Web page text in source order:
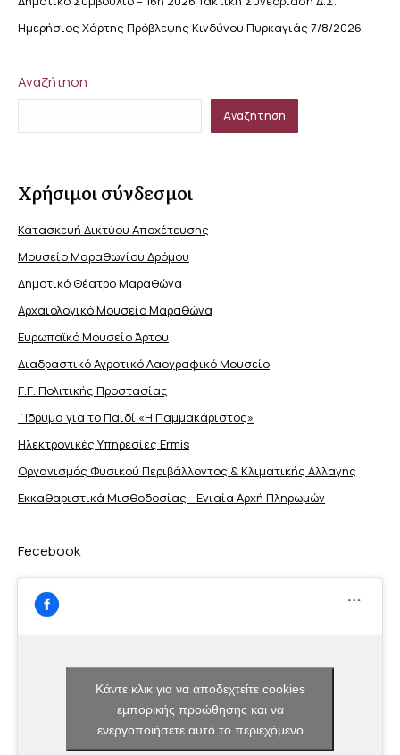
Ημερήσιος Χάρτης Πρόβλεψης Κινδύνου Πυρκαγιάς 7/8/2026
Αναζήτηση
Αναζήτηση
Χρήσιμοι σύνδεσμοι
Κατασκευή Δικτύου Αποχέτευσης
Μουσείο Μαραθωνίου Δρόμου
Δημοτικό Θέατρο Μαραθώνα
Αρχαιολογικό Μουσείο Μαραθώνα
Ευρωπαϊκό Μουσείο Άρτου
Διαδραστικό Αγροτικό Λαογραφικό Μουσείο
Γ.Γ. Πολιτικής Προστασίας
΄Ιδρυμα για το Παιδί «Η Παμμακάριστος»
Ηλεκτρονικές Υπηρεσίες Ermis
Οργανισμός Φυσικού Περιβάλλοντος & Κλιματικής Aλλαγής
Εκκαθαριστικά Μισθοδοσίας - Ενιαία Αρχή Πληρωμών
Fecebook
Κάντε κλικ για να αποδεχτείτε cookies
εμπορικής προώθησης και να
ενεργοποιήσετε αυτό το περιεχόμενο